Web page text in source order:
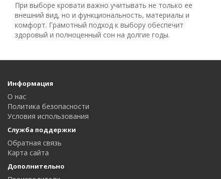
При выборе кровати важно учитывать не только ее
внешний вид, но и функциональность, материалы и
комфорт. Грамотный подход к выбору обеспечит
здоровый и полноценный сон на долгие годы.
Информация
О нас
Политика безопасности
Условия использования
Служба поддержки
Обратная связь
Карта сайта
Дополнительно